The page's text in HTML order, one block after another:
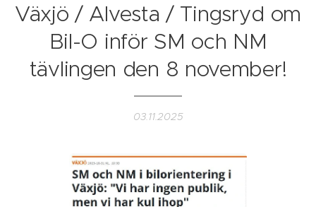
Växjö / Alvesta / Tingsryd om
Bil-O inför SM och NM
tävlingen den 8 november!
03.11.2025